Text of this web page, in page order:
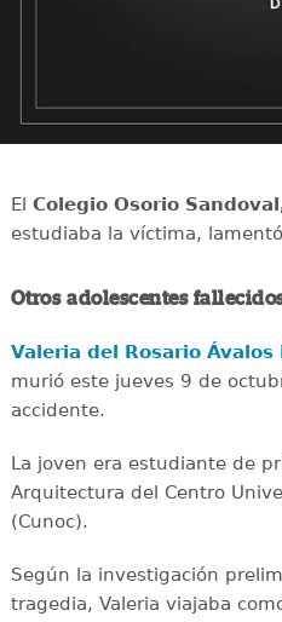
El Colegio Osorio
estudiaba la víctima,
Otros adolescentes
Valeria del Rosario Ávalos
murió este jueves 9 de
accidente.
La joven era estudiante de
Arquitectura del Centro
(Cunoc).
Según la investigación
tragedia, Valeria viajaba